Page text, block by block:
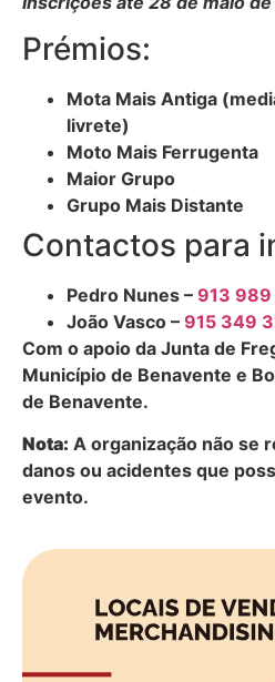
Prémios:
Mota Mais Antiga
livrete)
Moto Mais Ferrugenta
Maior Grupo
Grupo Mais Distante
Contactos para
Pedro Nunes – 913 989
João Vasco – 915 349
Com o apoio da Junta de
Município de Benavente e
de Benavente.
Nota: A organização não se
danos ou acidentes que
evento.